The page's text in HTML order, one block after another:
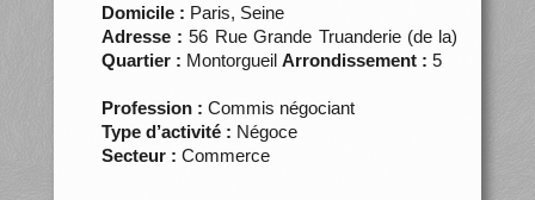
Domicile : Paris, Seine
Adresse : 56 Rue Grande Truanderie (de la)
Quartier : Montorgueil Arrondissement : 5
Profession : Commis négociant
Type d’activité : Négoce
Secteur : Commerce